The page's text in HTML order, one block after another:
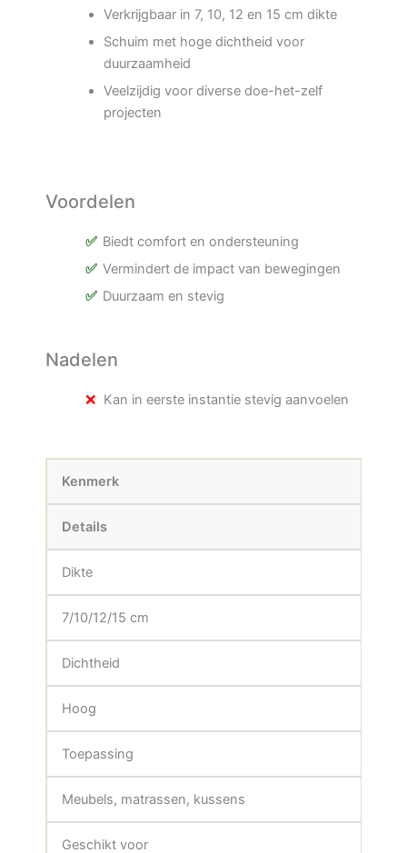
Verkrijgbaar in 7, 10, 12 en 15 cm dikte
Schuim met hoge dichtheid voor
duurzaamheid
Veelzijdig voor diverse doe-het-zelf
projecten
Voordelen
Biedt comfort en ondersteuning
Vermindert de impact van bewegingen
Duurzaam en stevig
Nadelen
Kan in eerste instantie stevig aanvoelen
Kenmerk
Details
Dikte
7/10/12/15 cm
Dichtheid
Hoog
Toepassing
Meubels, matrassen, kussens
Geschikt voor